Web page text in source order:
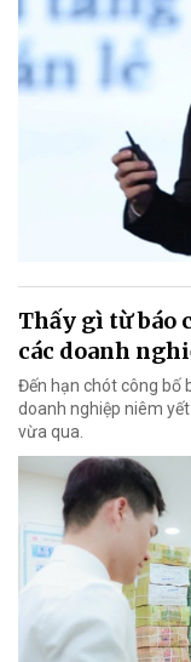
Thấy gì từ báo
các doanh
Đến hạn chót công bố
doanh nghiệp niêm
vừa qua.